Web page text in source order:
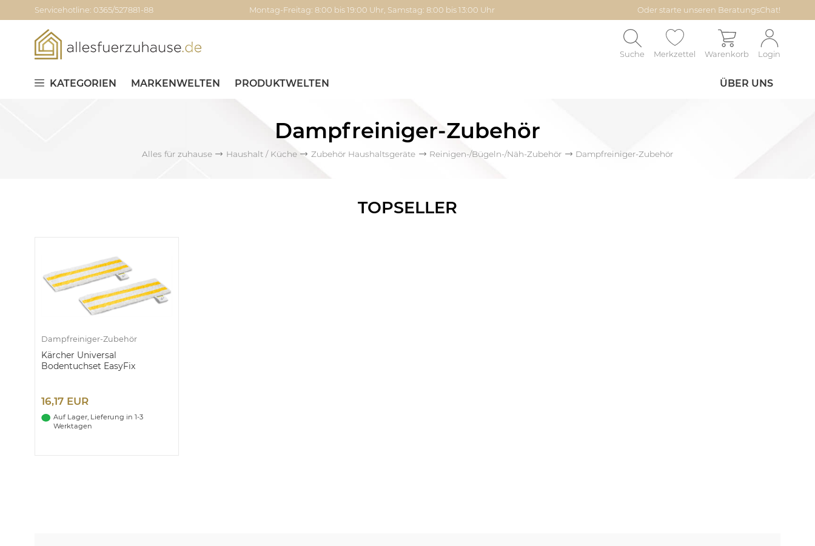
Servicehotline: 0365/527881-88 Montag-Freitag: 8:00 bis 19:00 Uhr, Samstag: 8:00 bis 13:00 Uhr Oder starte unseren BeratungsChat!
Suche Merkzettel Warenkorb Login
KATEGORIEN MARKENWELTEN PRODUKTWELTEN ÜBER UNS
Dampfreiniger-Zubehör
Alles für zuhause Haushalt / Küche Zubehör Haushaltsgeräte Reinigen-/Bügeln-/Näh-Zubehör Dampfreiniger-Zubehör
TOPSELLER
Dampfreiniger-Zubehör
Kärcher Universal
Bodentuchset EasyFix
16,17 EUR
Auf Lager, Lieferung in 1-3
Werktagen